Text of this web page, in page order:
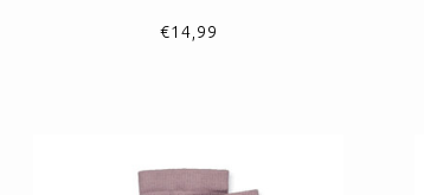
€14,99